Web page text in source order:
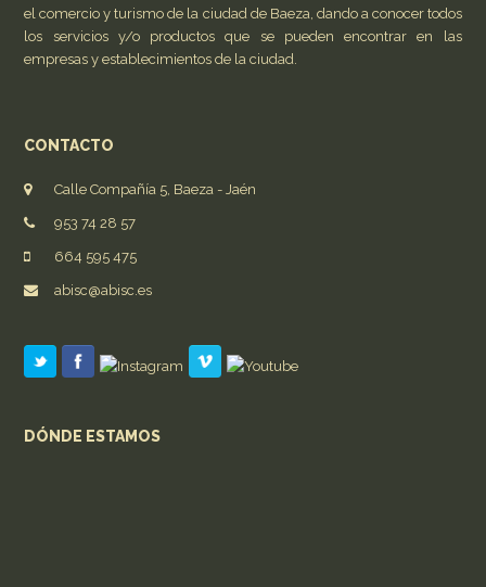
el comercio y turismo de la ciudad de Baeza, dando a conocer todos
los servicios y/o productos que se pueden encontrar en las
empresas y establecimientos de la ciudad.
CONTACTO
Calle Compañía 5, Baeza - Jaén
953 74 28 57
664 595 475
abisc@abisc.es
DÓNDE ESTAMOS